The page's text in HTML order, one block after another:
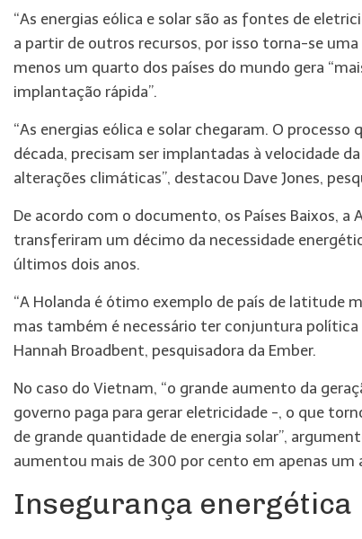
“As energias eólica e solar são as fontes de
a partir de outros recursos, por isso torna-se
menos um quarto dos países do mundo gera
implantação rápida”.
“As energias eólica e solar chegaram. O
década, precisam ser implantadas à velocidade
alterações climáticas”, destacou Dave Jones,
De acordo com o documento, os Países Baixos,
transferiram um décimo da necessidade
últimos dois anos.
“A Holanda é ótimo exemplo de país de latitude
mas também é necessário ter conjuntura política
Hannah Broadbent, pesquisadora da Ember.
No caso do Vietnam, “o grande aumento da
governo paga para gerar eletricidade -, o que
de grande quantidade de energia solar”,
aumentou mais de 300 por cento em apenas um
Insegurança energética